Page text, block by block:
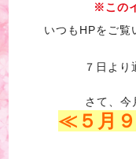
※この
いつもHPをご覧
７日より
さて、今
≪５月９